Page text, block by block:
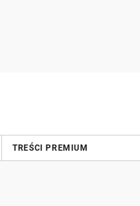
TREŚCI PREMIUM